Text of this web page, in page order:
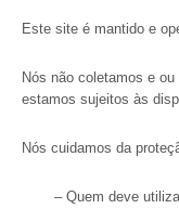
Este site é mantido e
Nós não coletamos e
estamos sujeitos às
Nós cuidamos da
– Quem deve